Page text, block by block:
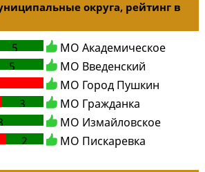
округа, рейтинг в
5
МО Академическое
5
МО Введенский
0
МО Город Пушкин
3
МО Гражданка
МО Измайловское
2 МО Пискаревка